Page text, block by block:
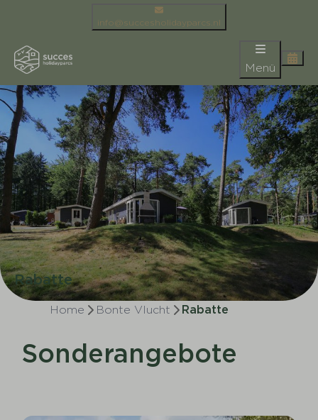
info@succesholidayparcs.nl
Menü
Rabatte
Home Bonte Vlucht Rabatte
Sonderangebote